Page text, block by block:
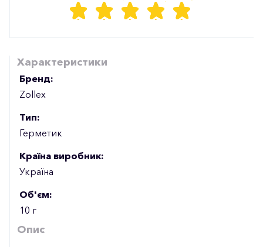
Характеристики
Бренд:
Zollex
Тип:
Герметик
Країна виробник:
Україна
Об'єм:
10 г
Опис